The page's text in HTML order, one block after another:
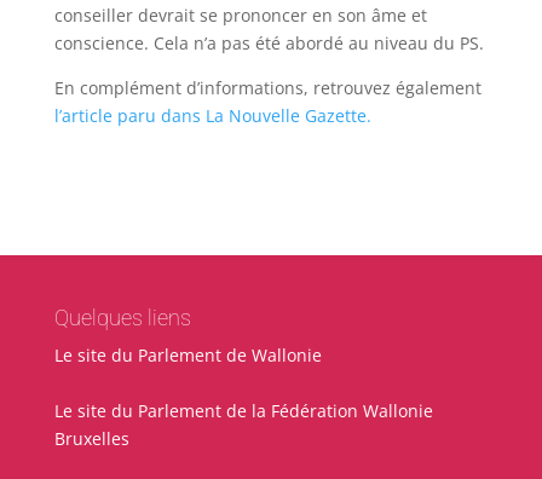
conseiller devrait se prononcer en son âme et
conscience. Cela n’a pas été abordé au niveau du PS.
En complément d’informations, retrouvez également
l’article paru dans La Nouvelle Gazette.
Quelques liens
Le site du Parlement de Wallonie
Le site du Parlement de la Fédération Wallonie
Bruxelles